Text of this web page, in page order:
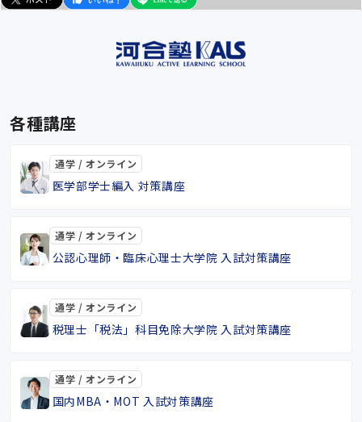
各種講座
通学 / オンライン
医学部学士編入 対策講座
通学 / オンライン
公認心理師・臨床心理士大学院 入試対策講座
通学 / オンライン
税理士「税法」科目免除大学院 入試対策講座
通学 / オンライン
国内MBA・MOT 入試対策講座